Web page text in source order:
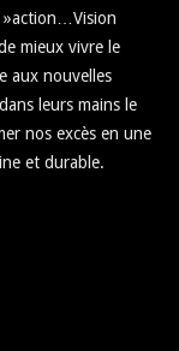
»action…Vision
mieux vivre le
aux nouvelles
leurs mains le
nos excès en une
et durable.